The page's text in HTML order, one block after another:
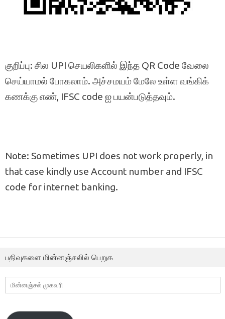
குறிப்பு: சில UPI செயலிகளில் இந்த QR Code வேலை
செய்யாமல் போகலாம். அச்சமயம் மேலே உள்ள வங்கிக்
கணக்கு எண், IFSC code ஐ பயன்படுத்தவும்.
Note: Sometimes UPI does not work properly, in
that case kindly use Account number and IFSC
code for internet banking.
பதிவுகளை மின்னஞ்சலில் பெறுக
மின்னஞ்சல்
முகவரி